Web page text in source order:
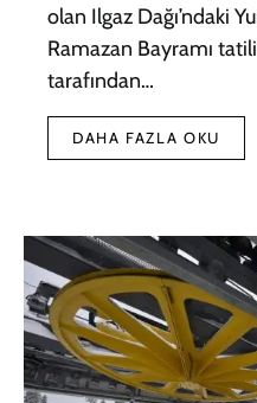
olan Ilgaz Dağı’ndaki
Ramazan Bayramı
tarafından…
DAHA FAZLA OKU